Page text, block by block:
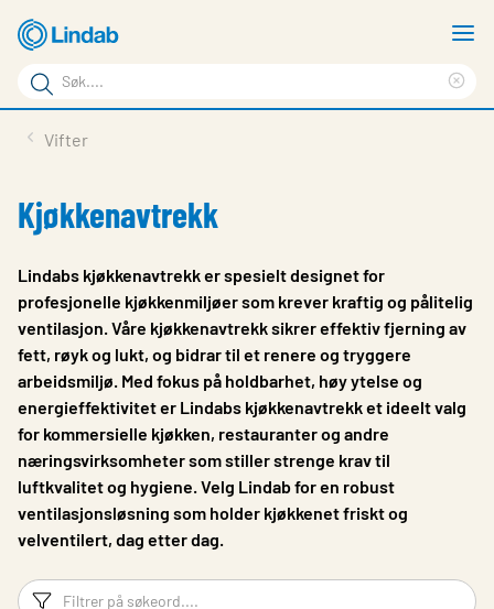
hovedinnhold
Søkeord
Søk
på
Last ned
Bærekraft
Kontakt oss
Logg inn
Choose languge
Norway
Vifter
Kjøkkenavtrekk
Lindabs kjøkkenavtrekk er spesielt designet for
profesjonelle kjøkkenmiljøer som krever kraftig og pålitelig
ventilasjon. Våre kjøkkenavtrekk sikrer effektiv fjerning av
fett, røyk og lukt, og bidrar til et renere og tryggere
arbeidsmiljø. Med fokus på holdbarhet, høy ytelse og
energieffektivitet er Lindabs kjøkkenavtrekk et ideelt valg
for kommersielle kjøkken, restauranter og andre
næringsvirksomheter som stiller strenge krav til
luftkvalitet og hygiene. Velg Lindab for en robust
ventilasjonsløsning som holder kjøkkenet friskt og
velventilert, dag etter dag.
Filtreringsord